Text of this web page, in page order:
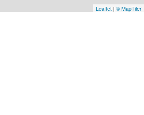
Leaflet | © MapTiler